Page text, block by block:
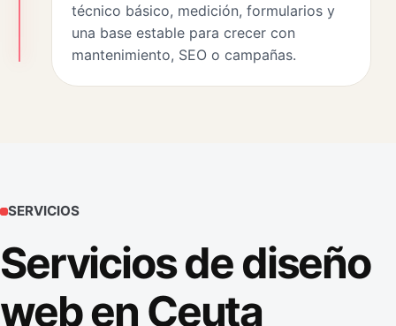
técnico básico, medición, formularios y
una base estable para crecer con
mantenimiento, SEO o campañas.
SERVICIOS
Servicios de diseño
web en Ceuta